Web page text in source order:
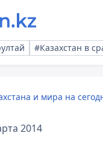
#Казахстан в
и мира на
2014